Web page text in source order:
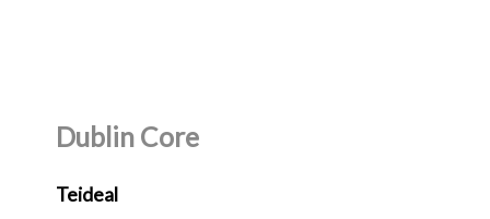
Dublin Core
Teideal